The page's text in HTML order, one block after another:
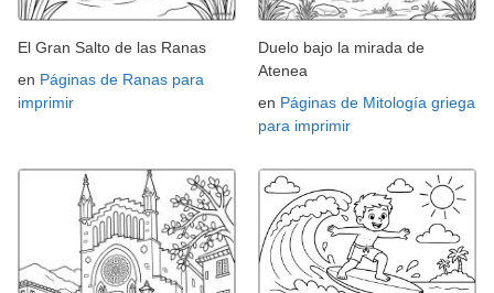
El Gran Salto de las Ranas
en Páginas de Ranas para
imprimir
Duelo bajo la mirada de
Atenea
en Páginas de Mitología griega
para imprimir